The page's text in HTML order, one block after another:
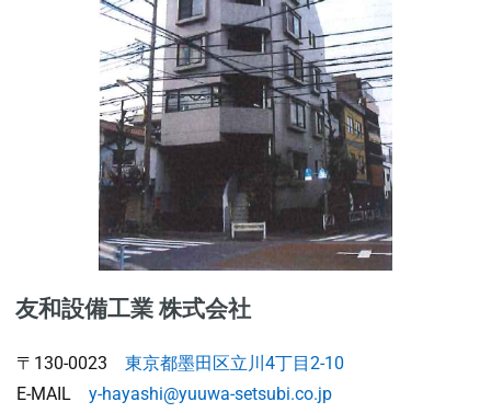
友和設備工業 株式会社
〒130-0023 東京都墨田区立川4丁目2-10
E-MAIL y-hayashi@yuuwa-setsubi.co.jp